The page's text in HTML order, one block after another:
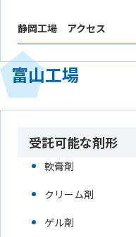
静岡工場 アクセス
富山工場
受託可能な剤形
軟膏剤
クリーム剤
ゲル剤